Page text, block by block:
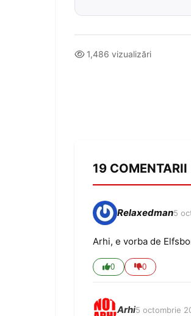
1,486 vizualizări
19 COMENTARII
Relaxedman5
Arhi, e vorba de
0 0
Arhi5 octombrie